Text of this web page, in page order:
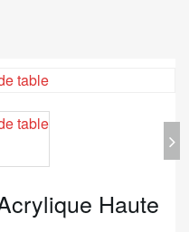
Haute